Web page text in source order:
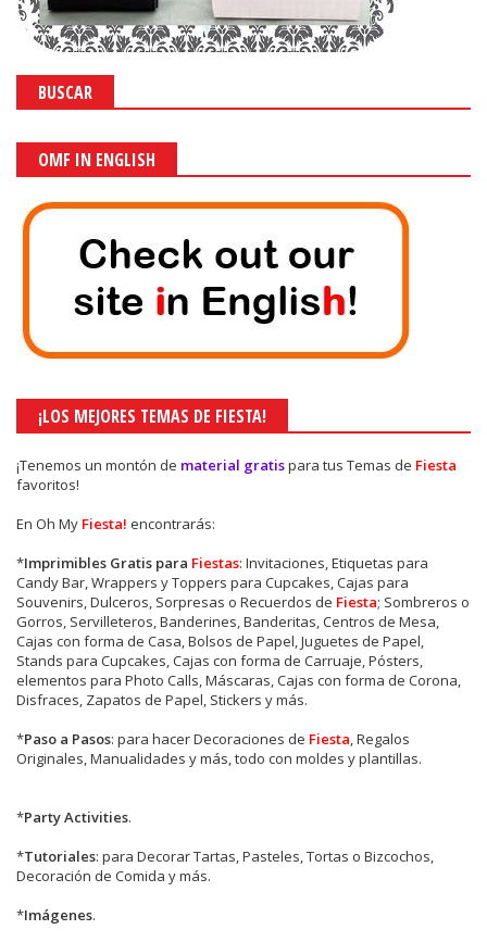
BUSCAR
OMF IN ENGLISH
¡LOS MEJORES TEMAS DE FIESTA!
¡Tenemos un montón de material gratispara tus Temas de Fiesta
favoritos!
En Oh My Fiesta! encontrarás:
*Imprimibles Gratis para Fiestas: Invitaciones, Etiquetas para
Candy Bar, Wrappers y Toppers para Cupcakes, Cajas para
Souvenirs, Dulceros, Sorpresas o Recuerdos de Fiesta; Sombreros o
Gorros, Servilleteros, Banderines, Banderitas, Centros de Mesa,
Cajas con forma de Casa, Bolsos de Papel, Juguetes de Papel,
Stands para Cupcakes, Cajas con forma de Carruaje, Pósters,
elementos para Photo Calls, Máscaras, Cajas con forma de Corona,
Disfraces, Zapatos de Papel, Stickers y más.
*Paso a Pasos: para hacer Decoraciones de Fiesta, Regalos
Originales, Manualidades y más, todo con moldes y plantillas.
*Party Activities.
*Tutoriales: para Decorar Tartas, Pasteles, Tortas o Bizcochos,
Decoración de Comida y más.
*Imágenes.